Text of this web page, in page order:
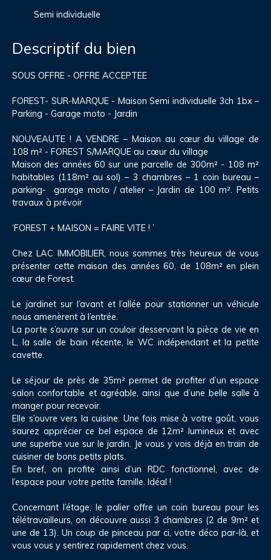
Semi individuelle
Descriptif du bien
SOUS OFFRE - OFFRE ACCEPTEE
FOREST- SUR-MARQUE - Maison Semi individuelle 3ch 1bx –
Parking - Garage moto - Jardin
NOUVEAUTE ! A VENDRE – Maison au cœur du village de
108 m² - FOREST S/MARQUE au cœur du village
Maison des années 60 sur une parcelle de 300m² - 108 m²
habitables (118m² au sol) – 3 chambres – 1 coin bureau –
parking- garage moto / atelier – Jardin de 100 m². Petits
travaux à prévoir
‘FOREST + MAISON = FAIRE VITE ! ’
Chez LAC IMMOBILIER, nous sommes très heureux de vous
présenter cette maison des années 60, de 108m² en plein
cœur de Forest.
Le jardinet sur l’avant et l’allée pour stationner un véhicule
nous amenèrent à l’entrée.
La porte s’ouvre sur un couloir desservant la pièce de vie en
L, la salle de bain récente, le WC indépendant et la petite
cavette.
Le séjour de près de 35m² permet de profiter d’un espace
salon confortable et agréable, ainsi que d’une belle salle à
manger pour recevoir.
Elle s’ouvre vers la cuisine. Une fois mise à votre goût, vous
saurez apprécier ce bel espace de 12m² lumineux et avec
une superbe vue sur le jardin. Je vous y vois déjà en train de
cuisiner de bons petits plats.
En bref, on profite ainsi d’un RDC fonctionnel, avec de
l’espace pour votre petite famille. Idéal !
Concernant l’étage, le palier offre un coin bureau pour les
télétravailleurs, on découvre aussi 3 chambres (2 de 9m² et
une de 13). Un coup de pinceau par ci, votre déco par-là, et
vous vous y sentirez rapidement chez vous.